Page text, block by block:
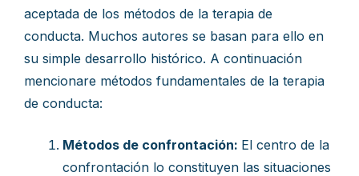
aceptada de los métodos de la terapia de
conducta. Muchos autores se basan para ello en
su simple desarrollo histórico. A continuación
mencionare métodos fundamentales de la terapia
de conducta:
Métodos de confrontación: El centro de la
confrontación lo constituyen las situaciones